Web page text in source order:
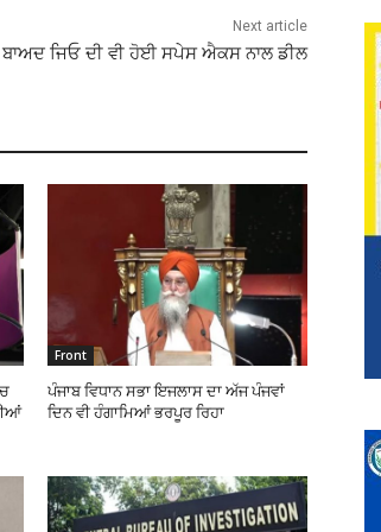
Next article
ਜਿਓ ਦੀ ਵੀ ਹੋਈ ਸਪੇਸ ਐਕਸ ਨਾਲ ਡੀਲ
Front
ਪੰਜਾਬ ਵਿਧਾਨ ਸਭਾ ਇਜਲਾਸ ਦਾ ਅੱਜ ਪੰਜਵਾਂ
ਦਿਨ ਵੀ ਹੰਗਾਮਿਆਂ ਭਰਪੂਰ ਰਿਹਾ